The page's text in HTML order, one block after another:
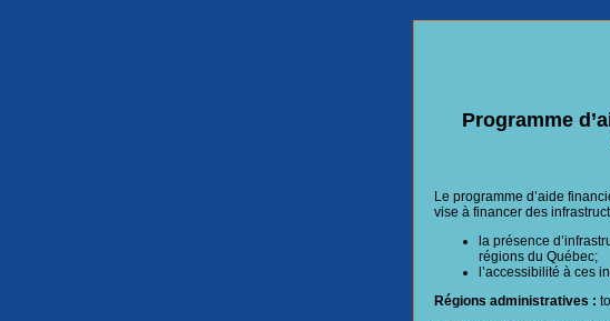
Programme
Le programme d’aide
vise à financer des
la présence
régions du Québec;
l’accessibilité à ces
Régions administratives :